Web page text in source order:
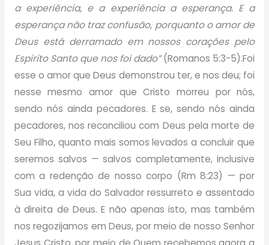
a experiência, e a experiência a esperança. E a
esperança não traz confusão, porquanto o amor de
Deus está derramado em nossos corações pelo
Espírito Santo que nos foi dado”(Romanos 5:3-5).Foi
esse o amor que Deus demonstrou ter, e nos deu; foi
nesse mesmo amor que Cristo morreu por nós,
sendo nós ainda pecadores. E se, sendo nós ainda
pecadores, nos reconciliou com Deus pela morte de
Seu Filho, quanto mais somos levados a concluir que
seremos salvos — salvos completamente, inclusive
com a redenção de nosso corpo (Rm 8:23) — por
Sua vida, a vida do Salvador ressurreto e assentado
à direita de Deus. E não apenas isto, mas também
nos regozijamos em Deus, por meio de nosso Senhor